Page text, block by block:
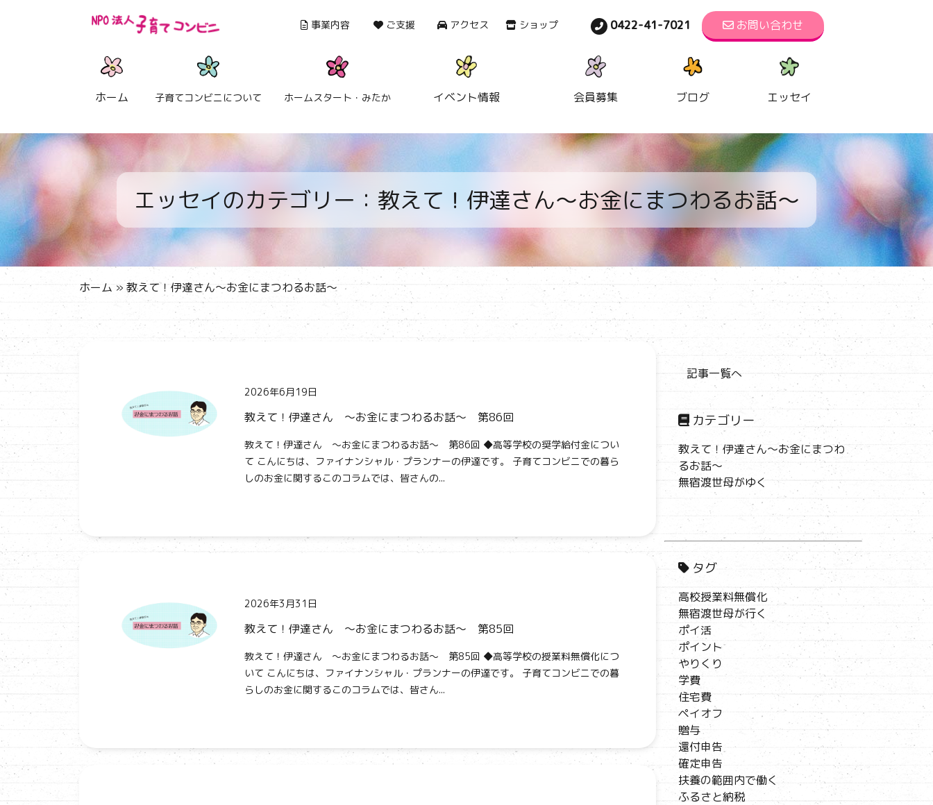
事業内容 ご支援 アクセス ショップ 0422-41-7021 お問い合わせ
ホーム 子育てコンビニについて ホームスタート・みたか イベント情報 会員募集 ブログ エッセイ
エッセイのカテゴリー：教えて！伊達さん～お金にまつわるお話～
ホーム » 教えて！伊達さん～お金にまつわるお話～
2026年6月19日
教えて！伊達さん ～お金にまつわるお話～ 第86回
教えて！伊達さん ～お金にまつわるお話～ 第86回 ◆高等学校の奨学給付金につい
て こんにちは、ファイナンシャル・プランナーの伊達です。 子育てコンビニでの暮ら
しのお金に関するこのコラムでは、皆さんの...
2026年3月31日
教えて！伊達さん ～お金にまつわるお話～ 第85回
教えて！伊達さん ～お金にまつわるお話～ 第85回 ◆高等学校の授業料無償化につ
いて こんにちは、ファイナンシャル・プランナーの伊達です。 子育てコンビニでの暮
らしのお金に関するこのコラムでは、皆さん...
記事一覧へ
カテゴリー
教えて！伊達さん～お金にまつわ
るお話～
無宿渡世母がゆく
タグ
高校授業料無償化
無宿渡世母が行く
ポイ活
ポイント
やりくり
学費
住宅費
ペイオフ
贈与
還付申告
確定申告
扶養の範囲内で働く
ふるさと納税